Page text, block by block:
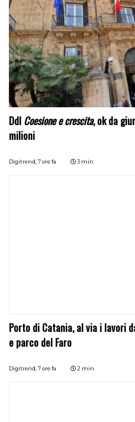
Ddl Coesione e crescita, ok da
milioni
Digitrend,7 ore fa 3 min
Porto di Catania, al via i lavori
e parco del Faro
Digitrend,7 ore fa 2 min